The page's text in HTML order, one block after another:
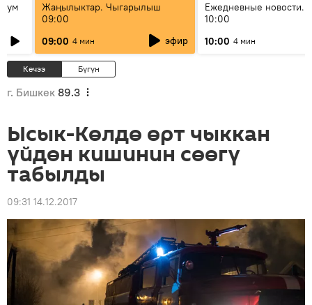
Жаңылыктар. Чыгарылыш
09:00
09:00 4 мин эфир
Ежедневные новости.
10:00
10:00 4 мин
Кечээ Бүгүн
г. Бишкек 89.3
Ысык-Көлдө өрт чыккан
үйдөн кишинин сөөгү
табылды
09:31 14.12.2017